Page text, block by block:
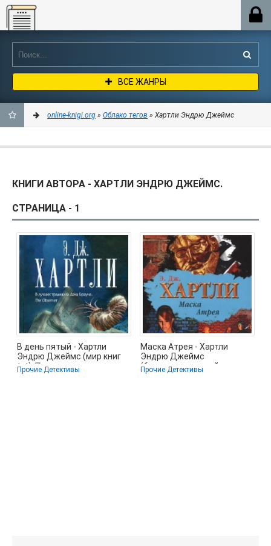
Online-knigi.org
ВСЕ ЖАНРЫ
ЗАКЛАДКИ
online-knigi.org » Облако тегов » Хартли Эндрю Джеймс
КНИГИ АВТОРА - ХАРТЛИ ЭНДРЮ ДЖЕЙМС.
СТРАНИЦА - 1
В день пятый - Хартли
Эндрю Джеймс (мир книг
txt) 📗
Прочие Детективы
Маска Атрея - Хартли
Эндрю Джеймс
(бесплатные онлайн книги
читаем полные .TXT) 📗
Прочие Детективы